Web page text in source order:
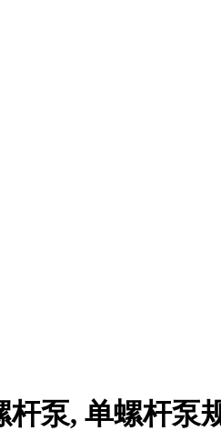
泵, 单螺杆泵